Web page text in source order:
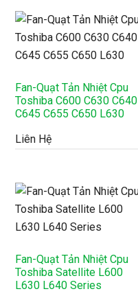
Fan-Quạt Tản Nhiệt Cpu
Toshiba C600 C630 C640
C645 C655 C650 L630
Liên Hệ
Fan-Quạt Tản Nhiệt Cpu
Toshiba Satellite L600
L630 L640 Series